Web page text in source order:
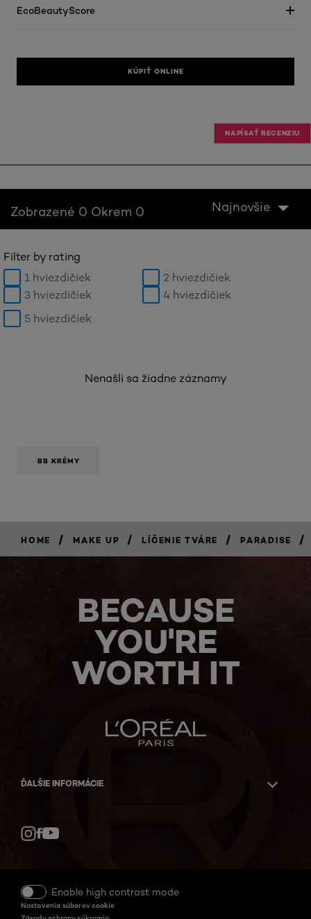
EcoBeautyScore
KÚPIŤ ONLINE
NAPÍSAŤ RECENZIU
Zobrazené 0 Okrem 0 Najnovšie
Filter by rating
1 hviezdičiek
2 hviezdičiek
3 hviezdičiek
4 hviezdičiek
5 hviezdičiek
Nenašli sa žiadne záznamy
BB KRÉMY
HOME / MAKE UP / LÍČENIE TVÁRE / PARADISE /
BECAUSE
YOU'RE
WORTH IT
ĎALŠIE INFORMÁCIE
Enable high contrast mode
Nastavenia súborov cookie